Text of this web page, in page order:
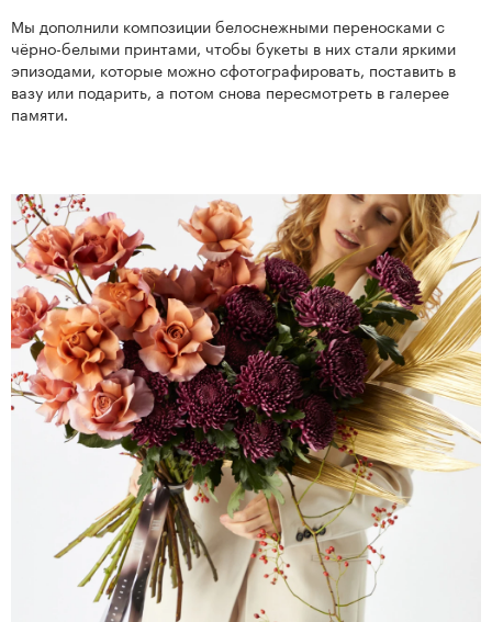
Мы дополнили композиции белоснежными переносками с
чёрно-белыми принтами, чтобы букеты в них стали яркими
эпизодами, которые можно сфотографировать, поставить в
вазу или подарить, а потом снова пересмотреть в галерее
памяти.